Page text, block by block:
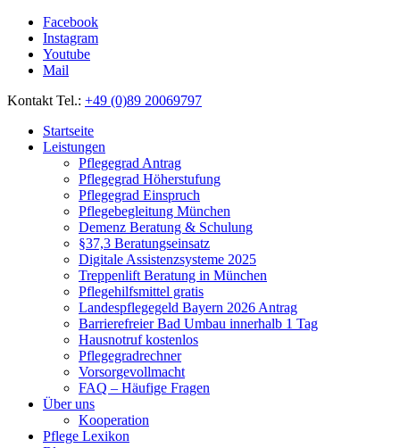
Facebook
Instagram
Youtube
Mail
Kontakt Tel.: +49 (0)89 20069797
Startseite
Leistungen
Pflegegrad Antrag
Pflegegrad Höherstufung
Pflegegrad Einspruch
Pflegebegleitung München
Demenz Beratung & Schulung
§37,3 Beratungseinsatz
Digitale Assistenzsysteme 2025
Treppenlift Beratung in München
Pflegehilfsmittel gratis
Landespflegegeld Bayern 2026 Antrag
Barrierefreier Bad Umbau innerhalb 1 Tag
Hausnotruf kostenlos
Pflegegradrechner
Vorsorgevollmacht
FAQ – Häufige Fragen
Über uns
Kooperation
Pflege Lexikon